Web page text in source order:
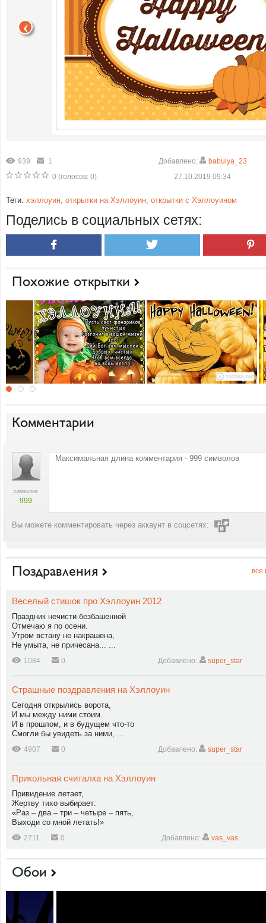
939
1
0 (голосов: 0)
Добавлено:
babulya_23
27.10.2019 09:34
Теги: хэллоуин, открытки на Хэллоуин, открытки с Хэллоуином
Поделись в социальных сетях:
Похожие открытки
Комментарии
символов
999
Вы можете комментировать через аккаунт в соцсетях:
Поздравления все
Веселый стишок про Хэллоуин 2012
Праздник нечисти безбашенной
Отмечаю я по осени.
Утром встану не накрашена,
Не умыта, не причесана... ...
1084 0 Добавлено: super_star
Страшные поздравления на Хэллоуин
Сегодня открылись ворота,
И мы между ними стоим.
И в прошлом, и в будущем что-то
Смогли бы увидеть за ними, ...
4907 0 Добавлено: super_star
Прикольная считалка на Хэллоуин
Привидение летает,
Жертву тихо выбирает:
«Раз – два – три – четыре – пять,
Выходи со мной летать!»
2711 0 Добавлено: vas_vas
Обои